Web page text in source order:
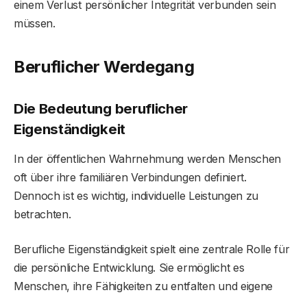
einem Verlust persönlicher Integrität verbunden sein
müssen.
Beruflicher Werdegang
Die Bedeutung beruflicher
Eigenständigkeit
In der öffentlichen Wahrnehmung werden Menschen
oft über ihre familiären Verbindungen definiert.
Dennoch ist es wichtig, individuelle Leistungen zu
betrachten.
Berufliche Eigenständigkeit spielt eine zentrale Rolle für
die persönliche Entwicklung. Sie ermöglicht es
Menschen, ihre Fähigkeiten zu entfalten und eigene